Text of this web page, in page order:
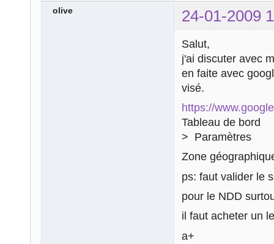
olive 24-01-2009
Salut,
j'ai discuter avec
en faite avec
visé.
https://
Tableau de bord
> Paramètres
Zone
ps: faut valider le
pour le NDD
il faut acheter un
a+